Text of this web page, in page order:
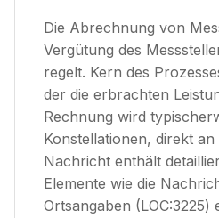
Die Abrechnung von
Vergütung des
regelt. Kern des
der die erbrachten
Rechnung wird
Konstellationen, direkt
Nachricht enthält
Elemente wie die
Ortsangaben